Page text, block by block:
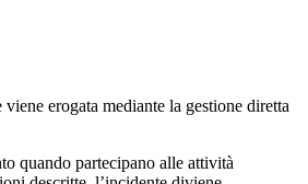
erogata mediante la gestione diretta
quando partecipano alle attività